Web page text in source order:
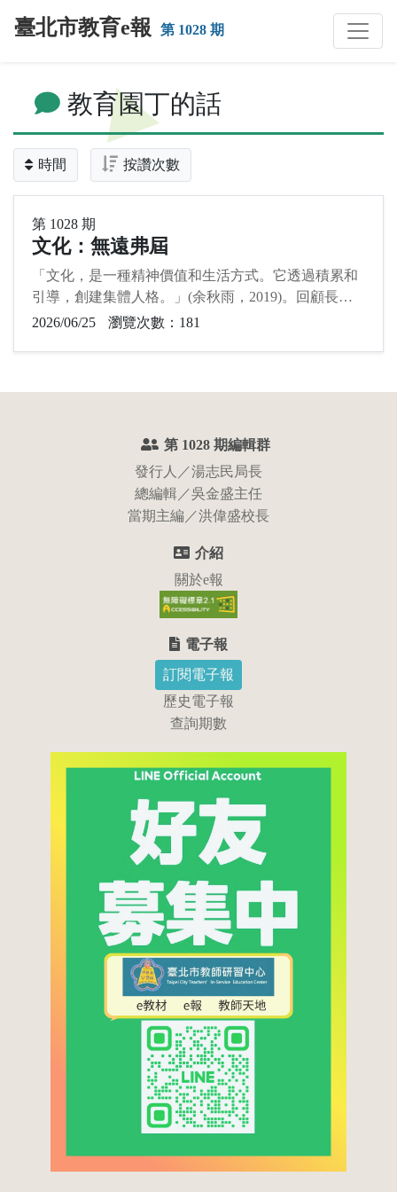
跳到主要內容
臺北市教育e報 第 1028 期
教育園丁的話
時間 按讚次數
第 1028 期
文化：無遠弗屆
「文化，是一種精神價值和生活方式。它透過積累和
引導，創建集體人格。」(余秋雨，2019)。回顧長遠
的歷史及時空背景因素，我國已成為一個具有多元文
2026/06/25 瀏覽次數：181
第 1028 期編輯群
發行人／湯志民局長
總編輯／吳金盛主任
當期主編／洪偉盛校長
介紹
關於e報
電子報
訂閱電子報
歷史電子報
查詢期數